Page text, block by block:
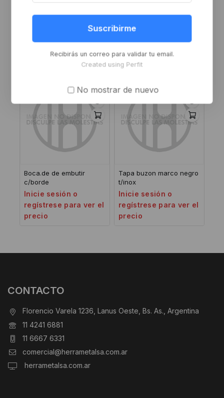
Tapa buzon 250×50 bce
regístrese para ver el
Roseta libre-ocupada b
pulido cua
precio
Boca.de de embutir
c/borde
Inicie sesión o
regístrese para ver el
precio
Tapa buzon marco negro
t/inox
Inicie sesión o
regístrese para ver el
precio
CONTACTO
Florencio Varela 1236, Lanus Oeste, Bs. As., Argentina
11 4241 6881
11 6667 6331
comercial@herrametalsa.com.ar
herrametalsa.com.ar
Suscribirme
Recibirás un correo para validar tu email.
Created using Perfit
No mostrar de nuevo